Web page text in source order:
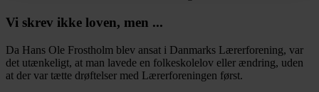
Vi skrev ikke loven, men ...
Da Hans Ole Frostholm blev ansat i Danmarks Lærerforening, var
det utænkeligt, at man lavede en folkeskolelov eller ændring, uden
at der var tætte drøftelser med Lærerforeningen først.